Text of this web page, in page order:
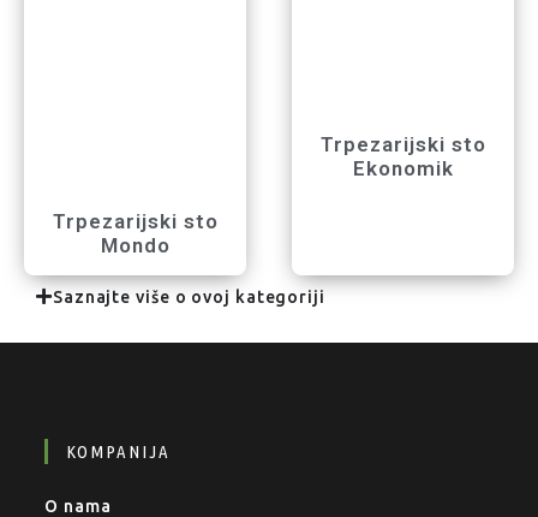
Trpezarijski sto
Mondo
Trpezarijski sto
Ekonomik
Saznajte više o ovoj kategoriji
KOMPANIJA
O nama